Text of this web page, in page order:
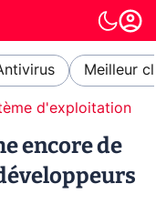
Meilleur
d'exploitation
encore de